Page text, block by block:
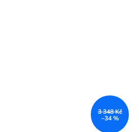
3 348 Kč
–34 %